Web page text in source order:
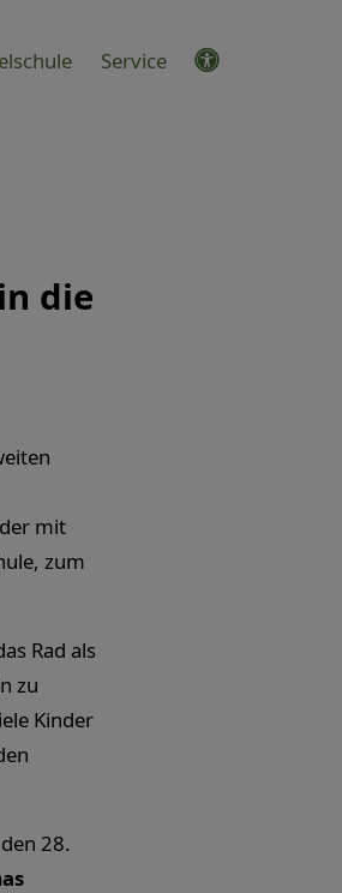
Service
die
mit
zum
Rad als
zu
Kinder
28.